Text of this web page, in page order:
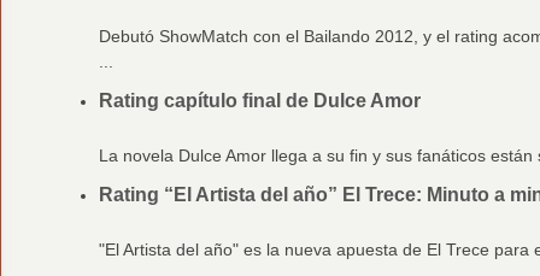
Debutó ShowMatch con el Bailando 2012, y el rating
Rating capítulo final de Dulce Amor
La novela Dulce Amor llega a su fin y sus fanáticos
Rating “El Artista del año” El Trece: Minuto a
"El Artista del año" es la nueva apuesta de El Trece para